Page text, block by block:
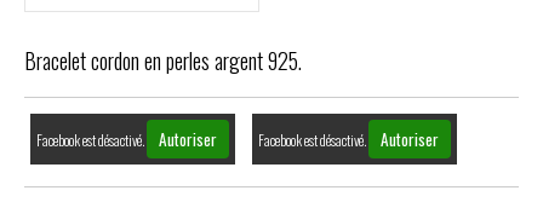
Bracelet cordon en perles argent 925.
Facebook est désactivé. Autoriser Facebook est désactivé. Autoriser